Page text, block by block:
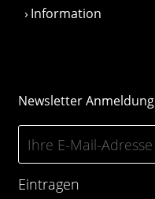
Information
Newsletter Anmeldung
Eintragen